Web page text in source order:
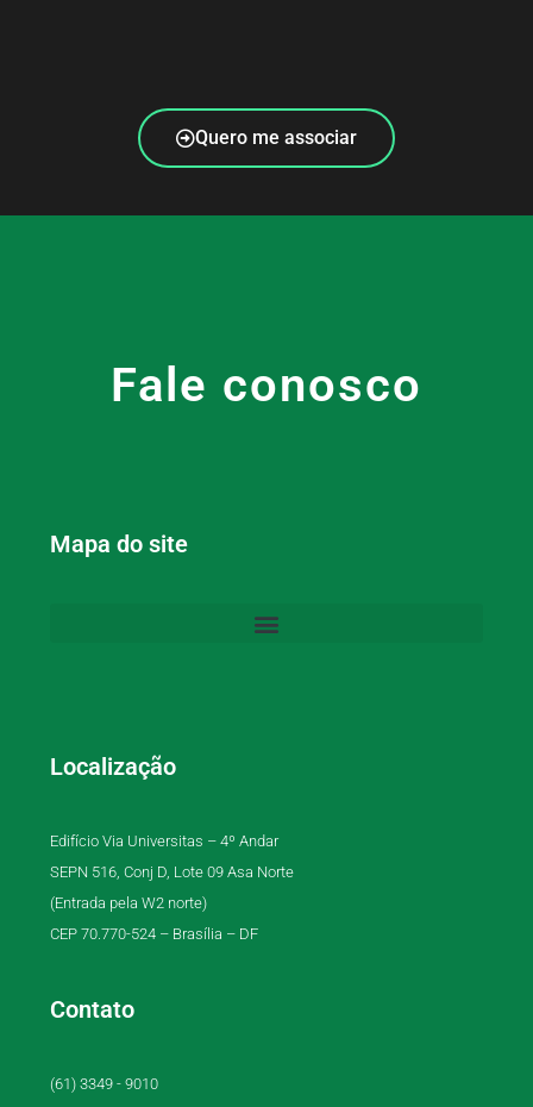
Quero me associar
Fale conosco
Mapa do site
Localização
Edifício Via Universitas – 4º Andar
SEPN 516, Conj D, Lote 09 Asa Norte
(Entrada pela W2 norte)
CEP 70.770-524 – Brasília – DF
Contato
(61) 3349 - 9010